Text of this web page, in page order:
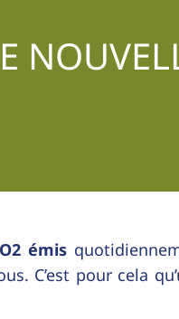
émis
C’est pour cela